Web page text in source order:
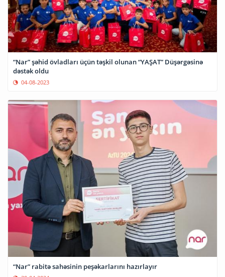
“Nar” şəhid övladları üçün təşkil olunan “YAŞAT” Düşərgəsinə
dəstək oldu
04-08-2023
“Nar” rabitə sahəsinin peşəkarlarını hazırlayır